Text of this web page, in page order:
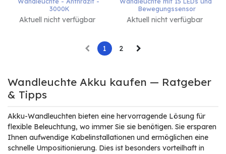
3000K
Aktuell nicht verfügbar
Bewegungssensor
Aktuell nicht verfügbar
1 2
Wandleuchte Akku kaufen — Ratgeber
& Tipps
Akku-Wandleuchten bieten eine hervorragende Lösung für
flexible Beleuchtung, wo immer Sie sie benötigen. Sie ersparen
Ihnen aufwendige Kabelinstallationen und ermöglichen eine
schnelle Umpositionierung. Dies ist besonders vorteilhaft in